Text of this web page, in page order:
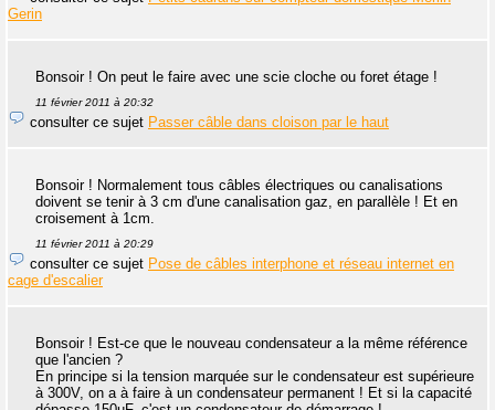
Gerin
Bonsoir ! On peut le faire avec une scie cloche ou foret étage !
11 février 2011 à 20:32
consulter ce sujet Passer câble dans cloison par le haut
Bonsoir ! Normalement tous câbles électriques ou canalisations
doivent se tenir à 3 cm d'une canalisation gaz, en parallèle ! Et en
croisement à 1cm.
11 février 2011 à 20:29
consulter ce sujet Pose de câbles interphone et réseau internet en
cage d'escalier
Bonsoir ! Est-ce que le nouveau condensateur a la même référence
que l'ancien ?
En principe si la tension marquée sur le condensateur est supérieure
à 300V, on a à faire à un condensateur permanent ! Et si la capacité